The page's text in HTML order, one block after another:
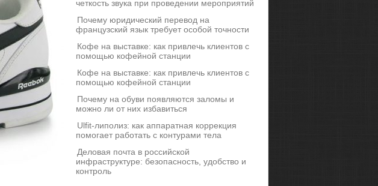
четкость звука при проведении мероприятий
Почему юридический перевод на
французский язык требует особой точности
Кофе на выставке: как привлечь клиентов с
помощью кофейной станции
Кофе на выставке: как привлечь клиентов с
помощью кофейной станции
Почему на обуви появляются заломы и
можно ли от них избавиться
Ulfit-липолиз: как аппаратная коррекция
помогает работать с контурами тела
Деловая почта в российской
инфраструктуре: безопасность, удобство и
контроль